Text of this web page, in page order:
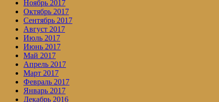
Ноябрь 2017
Октябрь 2017
Сентябрь 2017
Август 2017
Июль 2017
Июнь 2017
Май 2017
Апрель 2017
Март 2017
Февраль 2017
Январь 2017
Декабрь 2016